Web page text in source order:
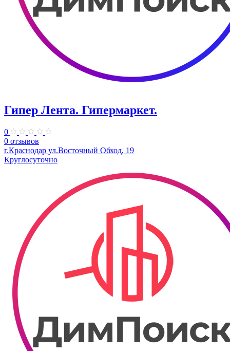
Гипер Лента. Гипермаркет.
0
0 отзывов
г.Краснодар ул.Восточный Обход, 19
Круглосуточно